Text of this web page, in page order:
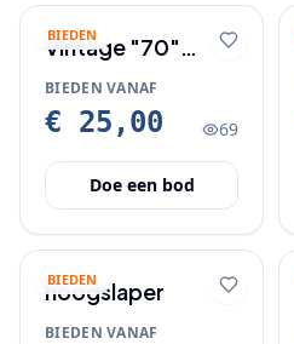
BIEDEN
Vintage "70"
Tonka pick up
BIEDEN VANAF
€ 25,00 69
Doe een bod
BIEDEN
hoogslaper
BIEDEN VANAF